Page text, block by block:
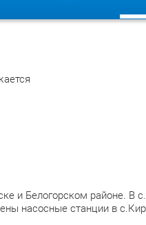
и Белогорском районе. В
насосные станции в